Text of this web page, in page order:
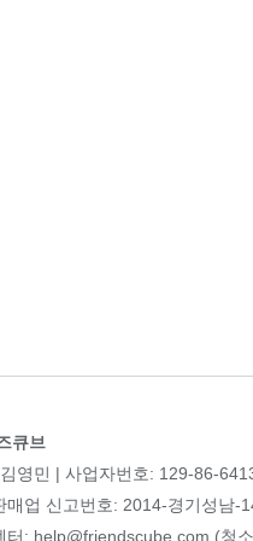
큐브
영민 | 사업자번호: 129-86-
매업 신고번호: 2014-경기성남-
터: help@friendscube.com (청